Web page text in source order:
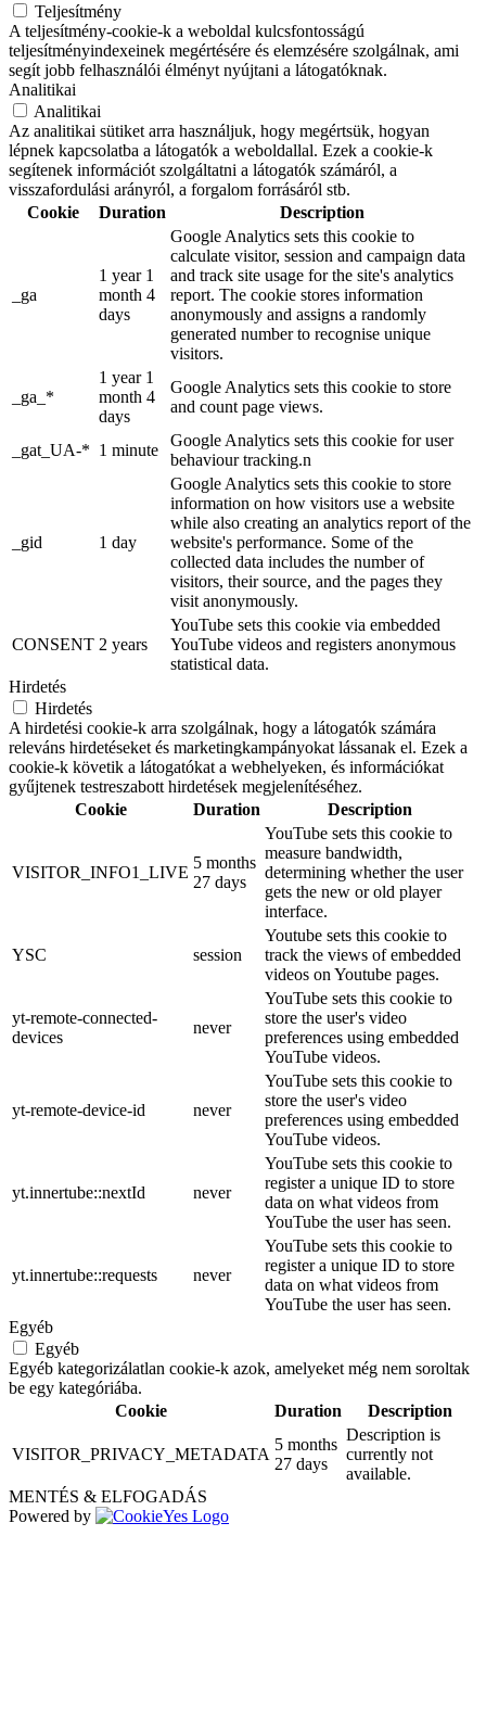
Teljesítmény
A teljesítmény-cookie-k a weboldal kulcsfontosságú
teljesítményindexeinek megértésére és elemzésére szolgálnak, ami
segít jobb felhasználói élményt nyújtani a látogatóknak.
Analitikai
Analitikai
Az analitikai sütiket arra használjuk, hogy megértsük, hogyan
lépnek kapcsolatba a látogatók a weboldallal. Ezek a cookie-k
segítenek információt szolgáltatni a látogatók számáról, a
visszafordulási arányról, a forgalom forrásáról stb.
Cookie
Duration Description
_ga
1 year 1
month 4
days
Google Analytics sets this cookie to
calculate visitor, session and campaign data
and track site usage for the site's analytics
report. The cookie stores information
anonymously and assigns a randomly
generated number to recognise unique
visitors.
_ga_*
1 year 1
month 4
days
Google Analytics sets this cookie to store
and count page views.
_gat_UA-* 1 minute
Google Analytics sets this cookie for user
behaviour tracking.n
_gid 1 day
Google Analytics sets this cookie to store
information on how visitors use a website
while also creating an analytics report of the
website's performance. Some of the
collected data includes the number of
visitors, their source, and the pages they
visit anonymously.
CONSENT 2 years
YouTube sets this cookie via embedded
YouTube videos and registers anonymous
statistical data.
Hirdetés
Hirdetés
A hirdetési cookie-k arra szolgálnak, hogy a látogatók számára
releváns hirdetéseket és marketingkampányokat lássanak el. Ezek a
cookie-k követik a látogatókat a webhelyeken, és információkat
gyűjtenek testreszabott hirdetések megjelenítéséhez.
Cookie
Duration Description
VISITOR_INFO1_LIVE
5 months
27 days
YouTube sets this cookie to
measure bandwidth,
determining whether the user
gets the new or old player
interface.
YSC session
Youtube sets this cookie to
track the views of embedded
videos on Youtube pages.
yt-remote-connected-
devices
never
YouTube sets this cookie to
store the user's video
preferences using embedded
YouTube videos.
yt-remote-device-id never
YouTube sets this cookie to
store the user's video
preferences using embedded
YouTube videos.
yt.innertube::nextId never
YouTube sets this cookie to
register a unique ID to store
data on what videos from
YouTube the user has seen.
yt.innertube::requests never
YouTube sets this cookie to
register a unique ID to store
data on what videos from
YouTube the user has seen.
Egyéb
Egyéb
Egyéb kategorizálatlan cookie-k azok, amelyeket még nem soroltak
be egy kategóriába.
Cookie
Duration Description
VISITOR_PRIVACY_METADATA
5 months
27 days
Description is
currently not
available.
MENTÉS & ELFOGADÁS
Powered by